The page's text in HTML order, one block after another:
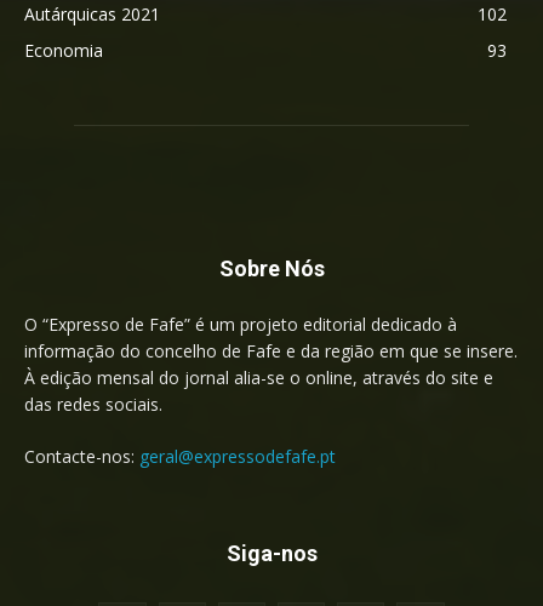
Autárquicas 2021
102
Economia
93
Sobre Nós
O “Expresso de Fafe” é um projeto editorial dedicado à
informação do concelho de Fafe e da região em que se insere.
À edição mensal do jornal alia-se o online, através do site e
das redes sociais.
Contacte-nos: geral@expressodefafe.pt
Siga-nos